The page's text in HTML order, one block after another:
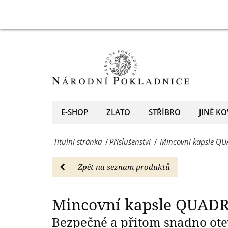
průměrem
mm,
kusů
E-SHOP ZLATO STŘÍBRO JINÉ
Titulní stránka /Příslušenství / Mincovní kapsle
Zpět na seznam produktů
Mincovní kapsle
Bezpečné a přitom snadno
Mincovní kapsle
mm,
-
Národní
Pokladnice
evropský